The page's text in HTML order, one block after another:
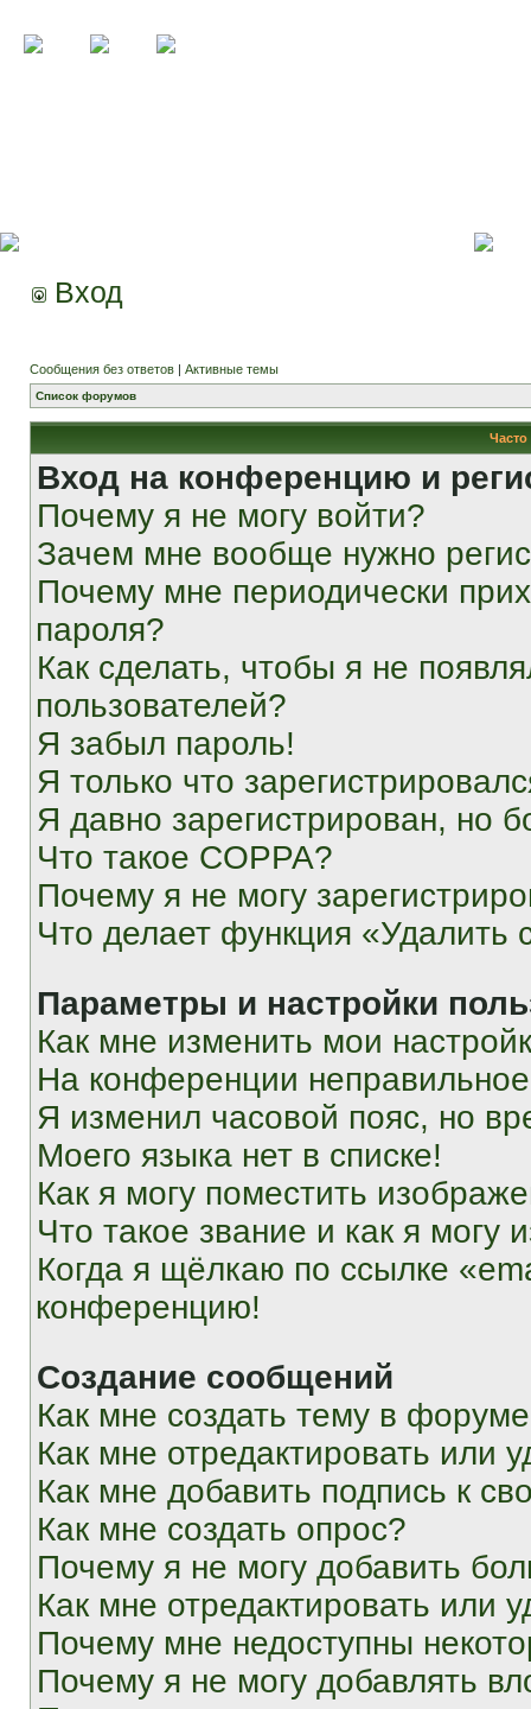
Вход
Сообщения без ответов | Активные темы
Список форумов
Вход на конференцию и
Почему я не могу войти?
Зачем мне вообще нужно
Почему мне периодически
пароля?
Как сделать, чтобы я не
пользователей?
Я забыл пароль!
Я только что
Я давно зарегистрирован, но
Что такое COPPA?
Почему я не могу
Что делает функция «Удалить
Параметры и настройки
Как мне изменить мои
На конференции
Я изменил часовой пояс, но
Моего языка нет в списке!
Как я могу поместить
Что такое звание и как я могу
Когда я щёлкаю по ссылке
конференцию!
Создание сообщений
Как мне создать тему в
Как мне отредактировать или
Как мне добавить подпись к
Как мне создать опрос?
Почему я не могу добавить
Как мне отредактировать или
Почему мне недоступны
Почему я не могу добавлять